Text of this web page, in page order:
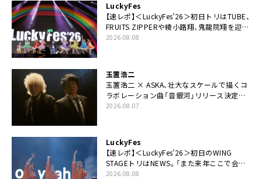
LuckyFes
【速レポ】＜LuckyFes’26＞初日トリはTUBE、
FRUITS ZIPPERや綾小路翔、鬼龍院翔を迎え
た豪華コラボも「知ってたらぜひ一緒に歌っ
2026.08.08
玉置浩二
玉置浩二 × ASKA、壮大なスケールで描くコ
ラボレーション曲「音銀河」リリース決定。
カップリングには新曲「命の宿り」収録も
2026.08.07
LuckyFes
【速レポ】＜LuckyFes’26＞初日のWING
STAGEトリはNEWS。「また来年ここで会い
ましょう！」
2026.08.08